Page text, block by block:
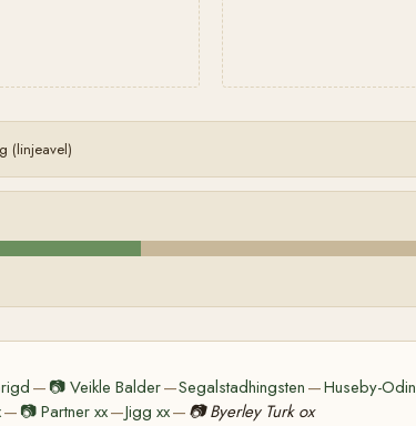
(linjeavel)
— 📷Veikle Balder—Segalstadhingsten —Huseby-Odin
— 📷Partner xx—Jigg xx— 📷 Byerley Turk ox